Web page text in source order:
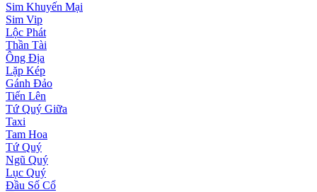
Sim Khuyến Mại
Sim Vip
Lộc Phát
Thần Tài
Ông Địa
Lặp Kép
Gánh Đảo
Tiến Lên
Tứ Quý Giữa
Taxi
Tam Hoa
Tứ Quý
Ngũ Quý
Lục Quý
Đầu Số Cổ